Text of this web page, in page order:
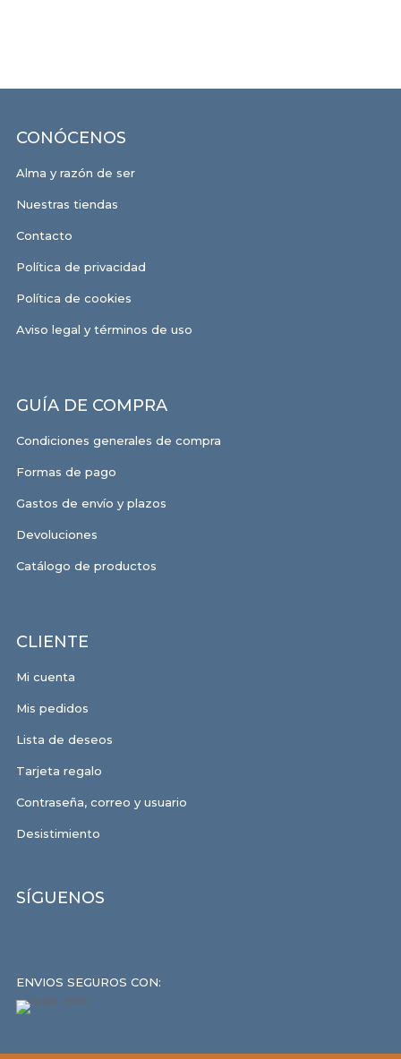
CONÓCENOS
Alma y razón de ser
Nuestras tiendas
Contacto
Política de privacidad
Política de cookies
Aviso legal y términos de uso
GUÍA DE COMPRA
Condiciones generales de compra
Formas de pago
Gastos de envío y plazos
Devoluciones
Catálogo de productos
CLIENTE
Mi cuenta
Mis pedidos
Lista de deseos
Tarjeta regalo
Contraseña, correo y usuario
Desistimiento
SÍGUENOS
ENVIOS SEGUROS CON: